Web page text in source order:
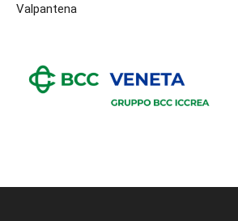
Valpantena